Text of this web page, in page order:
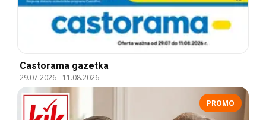
Castorama gazetka
29.07.2026- 11.08.2026
PROMO